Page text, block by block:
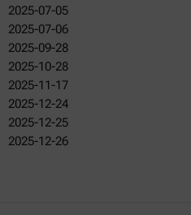
2025-07-05
2025-07-06
2025-09-28
2025-10-28
2025-11-17
2025-12-24
2025-12-25
2025-12-26